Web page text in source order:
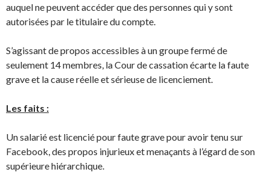
auquel ne peuvent accéder que des personnes qui y sont
autorisées par le titulaire du compte.
S’agissant de propos accessibles à un groupe fermé de
seulement 14 membres, la Cour de cassation écarte la faute
grave et la cause réelle et sérieuse de licenciement.
Les faits :
Un salarié est licencié pour faute grave pour avoir tenu sur
Facebook, des propos injurieux et menaçants à l’égard de son
supérieure hiérarchique.